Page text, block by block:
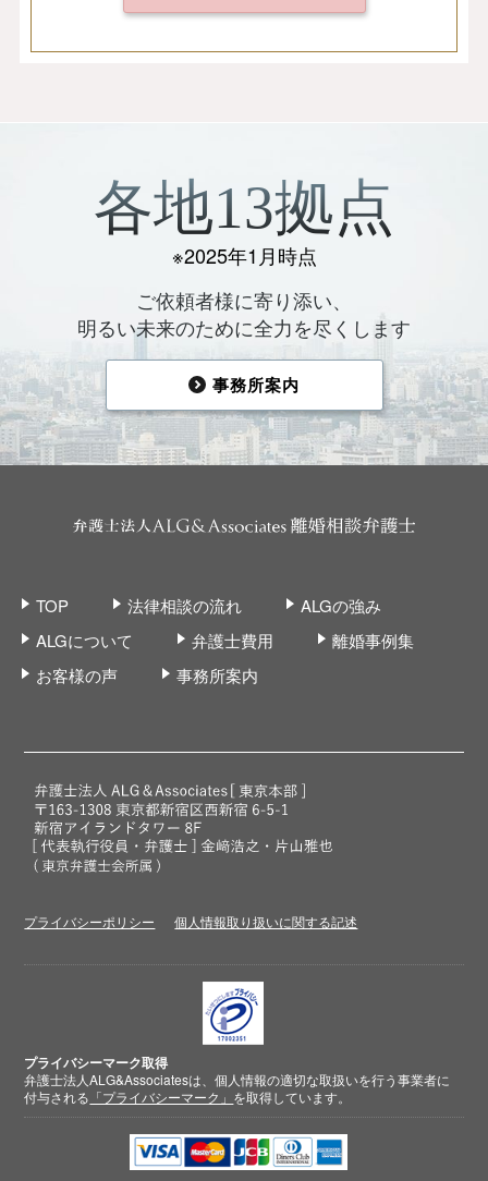
各地13拠点
※2025年1月時点
ご依頼者様に寄り添い、
明るい未来のために全力を尽くします
事務所案内
TOP 法律相談の流れ
ALGの強み
ALGについて
弁護士費用
離婚事例集
お客様の声
事務所案内
プライバシーポリシー 個人情報取り扱いに関する記述
プライバシーマーク取得
弁護士法人ALG&Associatesは、個人情報の適切な取扱いを行う事業者に
付与される 「プライバシーマーク」 を取得しています。